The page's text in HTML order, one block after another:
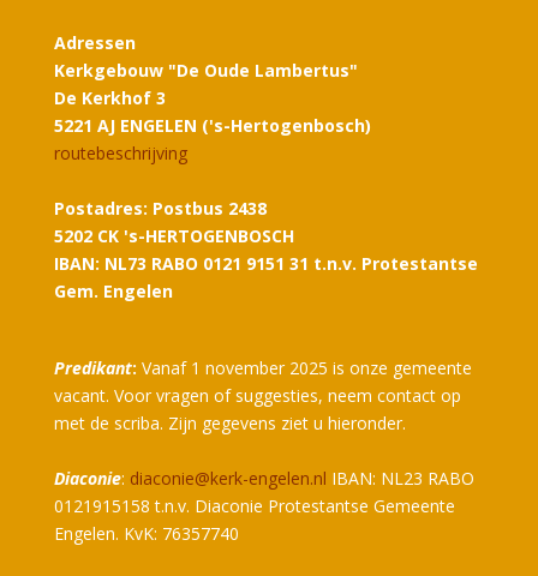
Adressen
Kerkgebouw "De Oude Lambertus"
De Kerkhof 3
5221 AJ ENGELEN ('s-Hertogenbosch)
routebeschrijving
Postadres: Postbus 2438
5202 CK 's-HERTOGENBOSCH
IBAN: NL73 RABO 0121 9151 31 t.n.v. Protestantse
Gem. Engelen
Predikant: Vanaf 1 november 2025 is onze gemeente
vacant. Voor vragen of suggesties, neem contact op
met de scriba. Zijn gegevens ziet u hieronder.
Diaconie: diaconie@kerk-engelen.nl IBAN: NL23 RABO
0121915158 t.n.v. Diaconie Protestantse Gemeente
Engelen. KvK: 76357740